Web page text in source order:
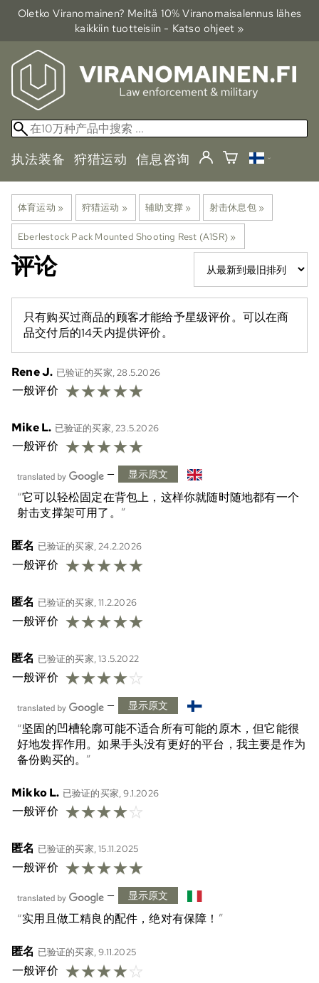
Oletko Viranomainen? Meiltä 10% Viranomais­alennus lähes
kaikkiin tuotteisiin - Katso ohjeet »
执法装备 狩猎运动 信息咨询
体育运动 ‪» 狩猎运动 ‪» 辅助支撑 ‪» 射击休息包 ‪»
Eberlestock Pack Mounted Shooting Rest (A1SR) ‪»
评论
只有购买过商品的顾客才能给予星级评价。可以在商
品交付后的14天内提供评价。
Rene J. 已验证的买家, 28.5.2026
一般评价 ☆☆☆☆☆
Mike L. 已验证的买家, 23.5.2026
一般评价 ☆☆☆☆☆
— 显示原文
它可以轻松固定在背包上，这样你就随时随地都有一个
射击支撑架可用了。
匿名 已验证的买家, 24.2.2026
一般评价 ☆☆☆☆☆
匿名 已验证的买家, 11.2.2026
一般评价 ☆☆☆☆☆
匿名 已验证的买家, 13.5.2022
一般评价 ☆☆☆☆☆
— 显示原文
坚固的凹槽轮廓可能不适合所有可能的原木，但它能很
好地发挥作用。如果手头没有更好的平台，我主要是作为
备份购买的。
Mikko L. 已验证的买家, 9.1.2026
一般评价 ☆☆☆☆☆
匿名 已验证的买家, 15.11.2025
一般评价 ☆☆☆☆☆
— 显示原文
实用且做工精良的配件，绝对有保障！
匿名 已验证的买家, 9.11.2025
一般评价 ☆☆☆☆☆